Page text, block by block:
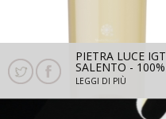
PIETRA LUCE IGT
SALENTO - 100%
VERDECA 2025-
LEGGI DI PIÙ